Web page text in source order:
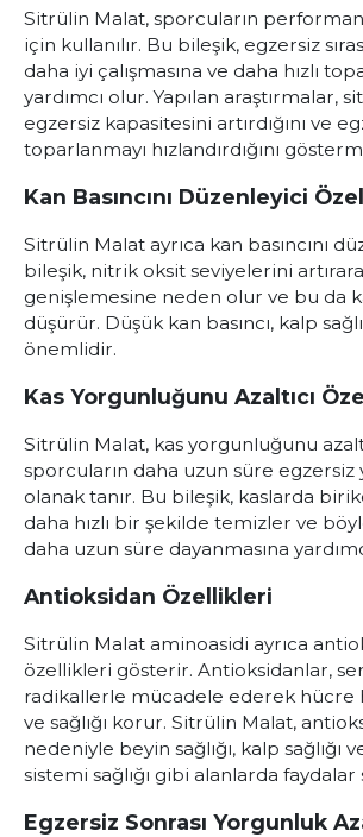
Sitrülin Malat, sporcuların
için kullanılır. Bu bileşik, egzersiz
daha iyi çalışmasına ve daha hızlı
yardımcı olur. Yapılan araştırmalar,
egzersiz kapasitesini artırdığını ve
toparlanmayı hızlandırdığını
Kan Basıncını Düzenleyici
Sitrülin Malat ayrıca kan basıncını
bileşik, nitrik oksit seviyelerini
genişlemesine neden olur ve bu da
düşürür. Düşük kan basıncı, kalp
önemlidir.
Kas Yorgunluğunu Azaltıcı
Sitrülin Malat, kas yorgunluğunu
sporcuların daha uzun süre egzersiz
olanak tanır. Bu bileşik, kaslarda
daha hızlı bir şekilde temizler ve
daha uzun süre dayanmasına
Antioksidan Özellikleri
Sitrülin Malat aminoasidi ayrıca
özellikleri gösterir. Antioksidanlar,
radikallerle mücadele ederek hücre
ve sağlığı korur. Sitrülin Malat,
nedeniyle beyin sağlığı, kalp sağlığı
sistemi sağlığı gibi alanlarda faydalar
Egzersiz Sonrası Yorgunluk